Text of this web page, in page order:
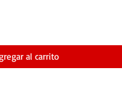
al carrito